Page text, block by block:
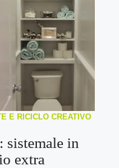
E RICICLO CREATIVO
sistemale in
extra